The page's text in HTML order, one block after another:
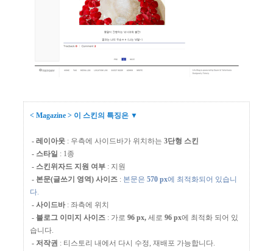
< Magazine > 이 스킨의 특징은 ▼
- 레이아웃 : 우측에 사이드바가 위치하는 3단형 스킨
- 스타일 : 1종
- 스킨위자드 지원 여부 : 지원
- 본문(글쓰기 영역) 사이즈 : 본문은 570 px에 최적화되어 있습니
다.
- 사이드바: 좌측에 위치
- 블로그 이미지 사이즈 : 가로 96 px, 세로 96 px에 최적화 되어 있
습니다.
- 저작권 : 티스토리 내에서 다시 수정, 재배포 가능합니다.